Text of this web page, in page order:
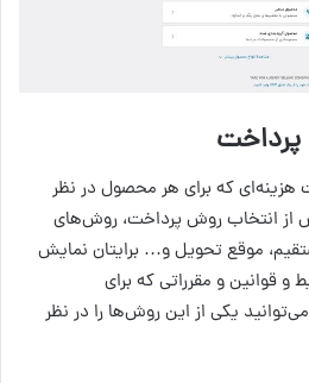
هزینه‌ای که برای هر محصول در نظر
از انتخاب روش پرداخت، روش‌های
موقع تحویل و… برایتان نمایش
قوانین و مقرراتی که برای
یکی از این روش‌ها را در نظر